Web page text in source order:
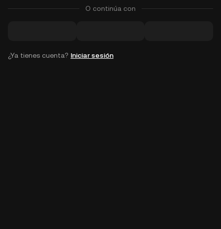
O continúa con
¿Ya tienes cuenta? Iniciar sesión